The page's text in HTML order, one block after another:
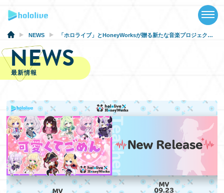
NEWS
SCHEDULE
EVENTS
VIDEOS
MUSIC
NEWS 「ホロライブ」とHoneyWorksが贈る新たな音楽プロジェクト『hololive × HoneyWorks（ホロハニ）』から新規カバーMVとオリジナル曲のリリースが決定！
NEWS
最新情報